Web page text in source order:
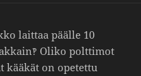
laittaa päälle 10
Oliko polt­timot
kääkät on opetettu